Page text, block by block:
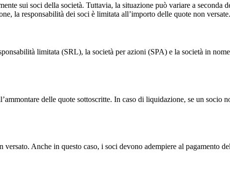
sui soci della società. Tuttavia, la situazione può variare a
la responsabilità dei soci è limitata all’importo delle quote non versate.
limitata (SRL), la società per azioni (SPA) e la società in
delle quote sottoscritte. In caso di liquidazione, se un socio
Anche in questo caso, i soci devono adempiere al pagamento